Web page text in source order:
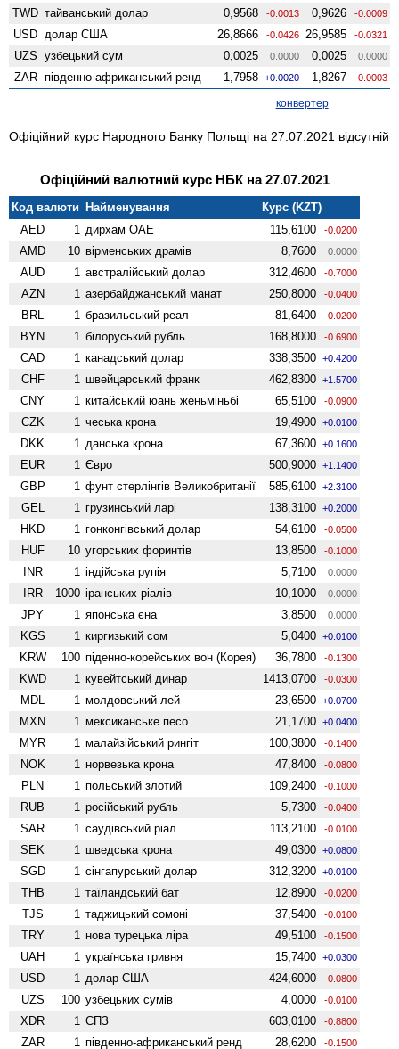
TWD тайванський долар 0,9568 -0.0013 0,9626 -0.0009
USD долар США 26,8666 -0.0426 26,9585 -0.0321
UZS узбецький сум 0,0025 0.0000 0,0025 0.0000
ZAR південно-африканський ренд 1,7958 +0.0020 1,8267 -0.0003
конвертер
Офіційний курс Народного Банку Польщі на 27.07.2021 відсутній
Офіційний валютний курс НБК на 27.07.2021
Код валюти Найменування
Курс (KZT)
AED
1 дирхам ОАЕ 115,6100 -0.0200
AMD 10 вiрменських драмів 8,7600 0.0000
AUD 1 австралійський долар 312,4600 -0.7000
AZN 1 азербайджанський манат 250,8000 -0.0400
BRL 1 бразильський реал 81,6400 -0.0200
BYN 1 білоруський рубль 168,8000 -0.6900
CAD 1 канадський долар 338,3500 +0.4200
CHF 1 швейцарський франк 462,8300 +1.5700
CNY 1 китайський юань женьмiньбi 65,5100 -0.0900
CZK 1 чеська крона 19,4900 +0.0100
DKK 1 данська крона 67,3600 +0.1600
EUR 1 Євро 500,9000 +1.1400
GBP 1 фунт стерлінгів Велико­британії 585,6100 +2.3100
GEL 1 грузинський ларі 138,3100 +0.2000
HKD 1 гонконгівський долар 54,6100 -0.0500
HUF 10 угорських форинтів 13,8500 -0.1000
INR 1 індійська рупія 5,7100 0.0000
IRR 1000 іранських ріалів 10,1000 0.0000
JPY 1 японська єна 3,8500 0.0000
KGS 1 киргизький сом 5,0400 +0.0100
KRW 100 піденно-корейських вон (Корея) 36,7800 -0.1300
KWD 1 кувейтський динар 1413,0700 -0.0300
MDL 1 молдовський лей 23,6500 +0.0700
MXN 1 мексиканське песо 21,1700 +0.0400
MYR 1 малайзійський рингіт 100,3800 -0.1400
NOK 1 норвезька крона 47,8400 -0.0800
PLN 1 польський злотий 109,2400 -0.1000
RUB 1 російський рубль 5,7300 -0.0400
SAR 1 саудівський ріал 113,2100 -0.0100
SEK 1 шведська крона 49,0300 +0.0800
SGD 1 сінгапурський долар 312,3200 +0.0100
THB 1 таїландський бат 12,8900 -0.0200
TJS 1 таджицький сомоні 37,5400 -0.0100
TRY 1 нова турецька ліра 49,5100 -0.1500
UAH 1 українська гривня 15,7400 +0.0300
USD 1 долар США 424,6000 -0.0800
UZS 100 узбецьких сумів 4,0000 -0.0100
XDR 1 СПЗ 603,0100 -0.8800
ZAR 1 південно-африканський ренд 28,6200 -0.1500